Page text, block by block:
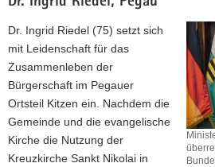
Dr. Ingrid Riedel (75) setzt sich
mit Leidenschaft für das
Zusammenleben der
Bürgerschaft im Pegauer
Ortsteil Kitzen ein. Nachdem die
Gemeinde und die evangelische
Kirche die Nutzung der
Kreuzkirche Sankt Nikolai in